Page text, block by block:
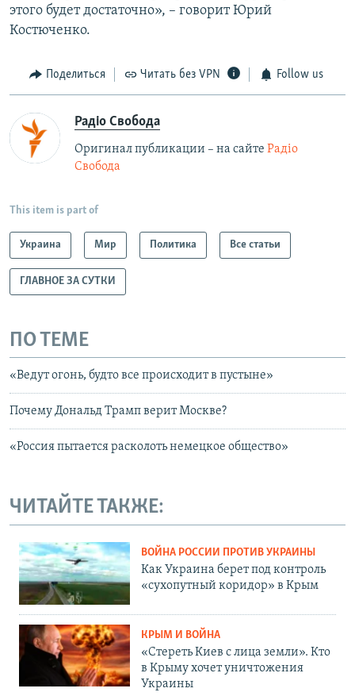
этого будет достаточно», – говорит Юрий
Костюченко.
Поделиться Читать без VPN Follow us
Радіо Свобода
Оригинал публикации – на сайте Радіо
Свобода
This item is part of
Украина Мир Политика Все статьи
ГЛАВНОЕ ЗА СУТКИ
ПО ТЕМЕ
«Ведут огонь, будто все происходит в пустыне»
Почему Дональд Трамп верит Москве?
«Россия пытается расколоть немецкое общество»
ЧИТАЙТЕ ТАКЖЕ:
ВОЙНА РОССИИ ПРОТИВ УКРАИНЫ
Как Украина берет под контроль
«сухопутный коридор» в Крым
КРЫМ И ВОЙНА
«Стереть Киев с лица земли». Кто
в Крыму хочет уничтожения
Украины